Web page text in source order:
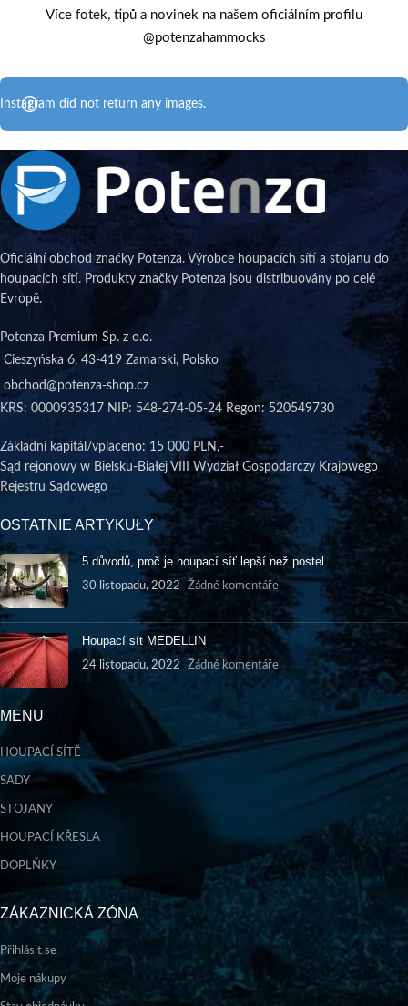
Více fotek, tipů a novinek na našem oficiálním profilu
@potenzahammocks
Instagram did not return any images.
Oficiální obchod značky Potenza. Výrobce houpacích sítí a stojanu do
houpacích sítí. Produkty značky Potenza jsou distribuovány po celé
Evropě.
Potenza Premium Sp. z o.o.
Cieszyńska 6, 43-419 Zamarski, Polsko
obchod@potenza-shop.cz
KRS: 0000935317 NIP: 548-274-05-24 Regon: 520549730
Základní kapitál/vplaceno: 15 000 PLN,-
Sąd rejonowy w Bielsku-Białej VIII Wydział Gospodarczy Krajowego
Rejestru Sądowego
OSTATNIE ARTYKUŁY
5 důvodů, proč je houpací síť lepší než postel
30 listopadu, 2022 Žádné komentáře
Houpací sít MEDELLIN
24 listopadu, 2022 Žádné komentáře
MENU
HOUPACÍ SÍTĚ
SADY
STOJANY
HOUPACÍ KŘESLA
DOPLŇKY
ZÁKAZNICKÁ ZÓNA
Přihlásit se
Moje nákupy